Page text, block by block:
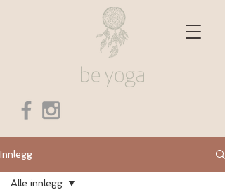
Innlegg
Alle innlegg